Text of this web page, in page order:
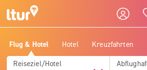
Flug & Hotel Hotel Kreuzfahrten
Reiseziel/Hotel